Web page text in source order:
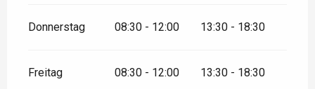
Donnerstag 08:30 - 12:00 13:30 - 18:30
Freitag 08:30 - 12:00 13:30 - 18:30